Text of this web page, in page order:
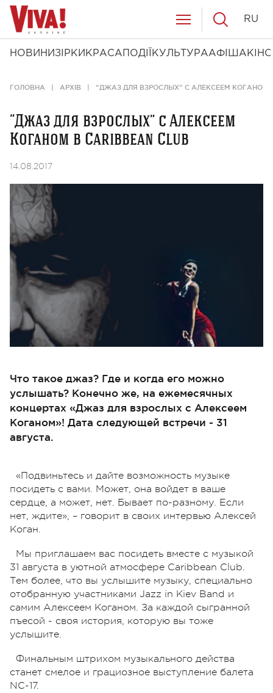
НОВИНИ ЗІРКИ КРАСА ПОДІЇ КУЛЬТУРААФІША КІНО
RU
ГОЛОВНА АРХІВ “ДЖАЗ ДЛЯ ВЗРОСЛЫХ” С АЛЕКСЕЕМ КОГАНОМ В
“Джаз для взрослых” с Алексеем
Коганом в Caribbean Club
14.08.2017
Что такое джаз? Где и когда его можно
услышать? Конечно же, на ежемесячных
концертах «Джаз для взрослых с Алексеем
Коганом»! Дата следующей встречи - 31
августа.
«Подвиньтесь и дайте возможность музыке
посидеть с вами. Может, она войдет в ваше
сердце, а может, нет. Бывает по-разному. Если
нет, ждите», – говорит в своих интервью Алексей
Коган.
Мы приглашаем вас посидеть вместе с музыкой
31 августа в уютной атмосфере Caribbean Club.
Тем более, что вы услышите музыку, специально
отобранную участниками Jazz in Kiev Band и
самим Алексеем Коганом. За каждой сыгранной
пъесой - своя история, которую вы тоже
услышите.
Финальным штрихом музыкального действа
станет смелое и грациозное выступление балета
NC-17.